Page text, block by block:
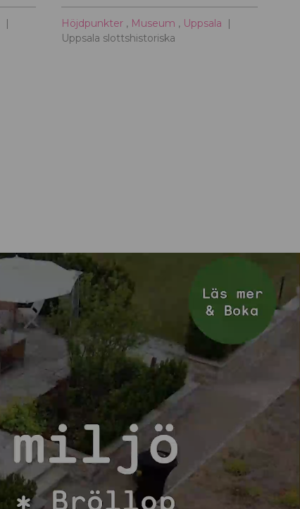
Höjdpunkter , Museum , Uppsala
Uppsala slottshistoriska